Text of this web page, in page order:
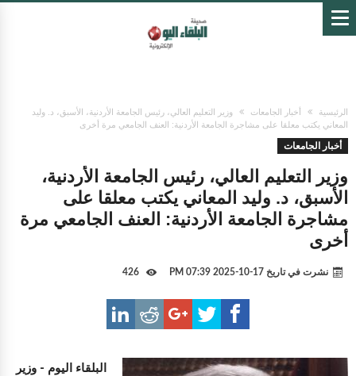
الرئيسية أخبار الجامعات
وزير التعليم العالي، رئيس الجامعة الأردنية، الأسبق، د. وليد
المعاني يكتب معلقا على مشاجرة الجامعة الأردنية: ‏العنف الجامعي مرة أخرى
أخبار الجامعات
وزير التعليم العالي، رئيس الجامعة الأردنية،
الأسبق، د. وليد المعاني يكتب معلقا على
مشاجرة الجامعة الأردنية: ‏العنف الجامعي مرة
أخرى
نشرت في تاريخ 17-10-2025 07:39 PM
البلقاء اليوم - وزير